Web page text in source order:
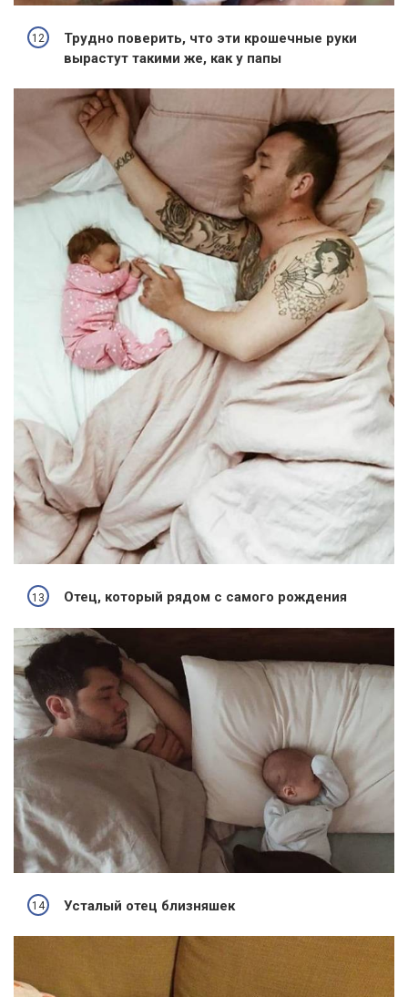
Трудно поверить, что эти крошечные руки
вырастут такими же, как у папы
Отец, который рядом с самого рождения
Усталый отец близняшек